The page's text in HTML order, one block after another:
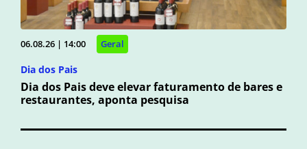
06.08.26 | 14:00 Geral
Dia dos Pais
Dia dos Pais deve elevar faturamento de bares e
restaurantes, aponta pesquisa